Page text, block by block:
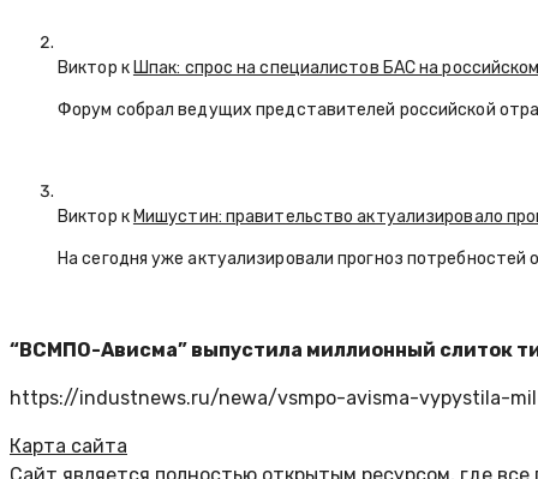
Виктор кШпак: спрос на специалистов БАС на
Форум собрал ведущих представителей российской
Виктор кМишустин: правительство актуализировало
На сегодня уже актуализировали прогноз
“ВСМПО-Ависма” выпустила миллионный слиток
https://industnews.ru/newa/vsmpo-avisma-vypystila-
Карта сайта